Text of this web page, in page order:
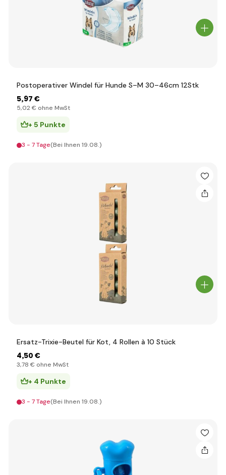
Postoperativer Windel für Hunde S–M 30–46cm 12Stk
5,97 €
5,02 € ohne MwSt
+ 5 Punkte
3 - 7 Tage(Bei Ihnen 19.08.)
Ersatz-Trixie-Beutel für Kot, 4 Rollen à 10 Stück
4,50 €
3,78 € ohne MwSt
+ 4 Punkte
3 - 7 Tage(Bei Ihnen 19.08.)